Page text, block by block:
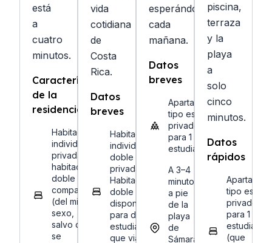
está
a
cuatro
minutos.
Características
de la
residencia
Habitación
individual
privada o
habitación
doble
compartida
(del mismo
sexo,
salvo que
se
vida
cotidiana
de
Costa
Rica.
Datos
breves
Habitación
individual o
doble
privada.
Habitación
doble
disponible
para dos
estudiantes
que viajen
esperándote
cada
mañana.
Datos
breves
Apartamentos
tipo estudio
privados
para 1 a 3
estudiantes
A 3–4
minutos
a pie
de la
playa
de
Sámara
piscina,
terraza
y la
playa
a
solo
cinco
minutos.
Datos
rápidos
tipo
privados
para 1 o 2
estudiantes
(que